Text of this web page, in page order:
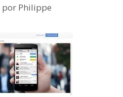
por Philippe